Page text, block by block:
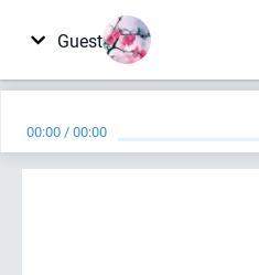
Guest
00:00 /00:00